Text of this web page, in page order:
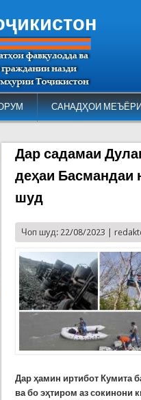
САНАДҲОИ
Дар садамаи
деҳаи Басмандаи
шуд
Чоп шуд: 22/08/2023 |
Дар ҳамин иртибот Кумита
ва бо эҳтиром аз сокинони